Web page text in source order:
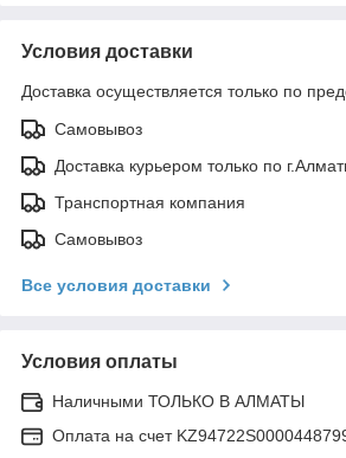
Условия доставки
Доставка осуществляется только по
Самовывоз
Доставка курьером только по
Транспортная компания
Самовывоз
Все условия доставки
Условия оплаты
Наличными ТОЛЬКО В АЛМАТЫ
Оплата на счет